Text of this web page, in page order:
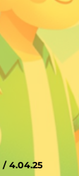
/ 4.04.25